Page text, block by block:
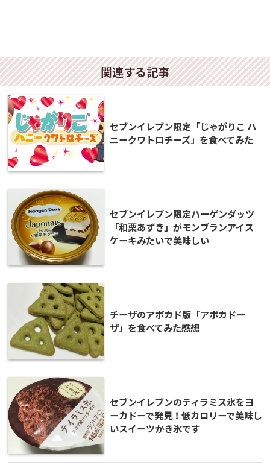
関連する記事
セブンイレブン限定「じゃがりこ ハ
ニークワトロチーズ」を食べてみた
セブンイレブン限定ハーゲンダッツ
「和栗あずき」がモンブランアイス
ケーキみたいで美味しい
チーザのアボカド版「アボカドー
ザ」を食べてみた感想
セブンイレブンのティラミス氷をヨ
ーカドーで発見！低カロリーで美味し
いスイーツかき氷です